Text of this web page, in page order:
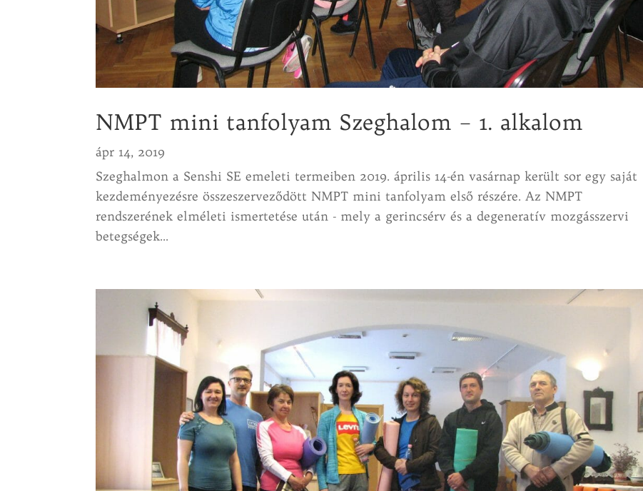
NMPT mini tanfolyam Szeghalom – 1. alkalom
ápr 14, 2019
Szeghalmon a Senshi SE emeleti termeiben 2019. április 14-én vasárnap került sor egy saját
kezdeményezésre összeszerveződött NMPT mini tanfolyam első részére. Az NMPT
rendszerének elméleti ismertetése után - mely a gerincsérv és a degeneratív mozgásszervi
betegségek...